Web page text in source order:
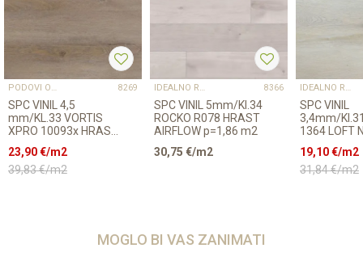
PODOVI OUTLET 8269
SPC VINIL 4,5
mm/KL.33 VORTIS
XPRO 10093x HRAST
7,264 m2
23,90€/m2
39,83€/m2
IDEALNO RJEŠENJE ZA KUHINJE, KUPAONICE I POSLOVNE PROSTORE 8366
SPC VINIL 5mm/Kl.34
ROCKO R078 HRAST
AIRFLOW p=1,86 m2
30,75 €/m2
IDEALNO RJEŠENJE ZA KUHINJE, KUPAONICE I POSLOVNE PROSTORE
SPC VINIL
3,4mm/
1364 LOFT
19,10€/m2
31,84€/m2
MOGLO BI VAS ZANIMATI